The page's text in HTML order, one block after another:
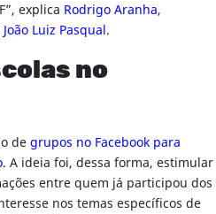
explica Rodrigo Aranha,
João Luiz Pasqual.
no
degrupos no Facebook para
. A ideia foi, dessa forma, estimular
entre quem já participou dos
nos temas específicos de